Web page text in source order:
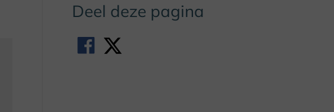
Deel deze pagina